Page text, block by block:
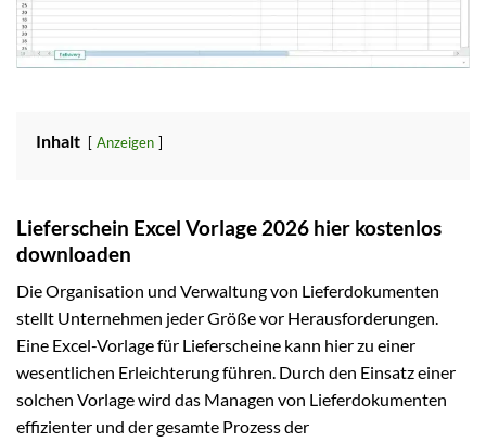
Inhalt Anzeigen
Lieferschein Excel Vorlage 2026 hier kostenlos
downloaden
Die Organisation und Verwaltung von Lieferdokumenten
stellt Unternehmen jeder Größe vor Herausforderungen.
Eine Excel-Vorlage für Lieferscheine kann hier zu einer
wesentlichen Erleichterung führen. Durch den Einsatz einer
solchen Vorlage wird das Managen von Lieferdokumenten
effizienter und der gesamte Prozess der